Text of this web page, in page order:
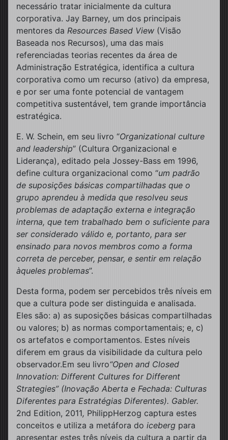
necessário tratar inicialmente da cultura
corporativa. Jay Barney, um dos principais
mentores da Resources Based View (Visão
Baseada nos Recursos), uma das mais
referenciadas teorias recentes da área de
Administração Estratégica, identifica a cultura
corporativa como um recurso (ativo) da empresa,
e por ser uma fonte potencial de vantagem
competitiva sustentável, tem grande importância
estratégica.
E. W. Schein, em seu livro “Organizational culture
and leadership” (Cultura Organizacional e
Liderança), editado pela Jossey-Bass em 1996,
define cultura organizacional como “um padrão
de suposições básicas compartilhadas que o
grupo aprendeu à medida que resolveu seus
problemas de adaptação externa e integração
interna, que tem trabalhado bem o suficiente para
ser considerado válido e, portanto, para ser
ensinado para novos membros como a forma
correta de perceber, pensar, e sentir em relação
àqueles problemas”.
Desta forma, podem ser percebidos três níveis em
que a cultura pode ser distinguida e analisada.
Eles são: a) as suposições básicas compartilhadas
ou valores; b) as normas comportamentais; e, c)
os artefatos e comportamentos. Estes níveis
diferem em graus da visibilidade da cultura pelo
observador.Em seu livro“Open and Closed
Innovation: Different Cultures for Different
Strategies” (Inovação Aberta e Fechada: Culturas
Diferentes para Estratégias Diferentes). Gabler.
2nd Edition, 2011, PhilippHerzog captura estes
conceitos e utiliza a metáfora do iceberg para
apresentar estes três níveis da cultura a partir da